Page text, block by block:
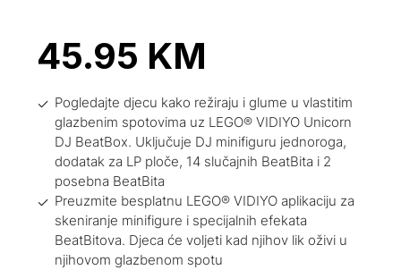
45.95 KM
Pogledajte djecu kako režiraju i glume u vlastitim
glazbenim spotovima uz LEGO® VIDIYO Unicorn
DJ BeatBox. Uključuje DJ minifiguru jednoroga,
dodatak za LP ploče, 14 slučajnih BeatBita i 2
posebna BeatBita
Preuzmite besplatnu LEGO® VIDIYO aplikaciju za
skeniranje minifigure i specijalnih efekata
BeatBitova. Djeca će voljeti kad njihov lik oživi u
njihovom glazbenom spotu